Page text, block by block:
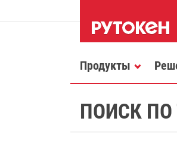
Продукты
ПОИСК ПО